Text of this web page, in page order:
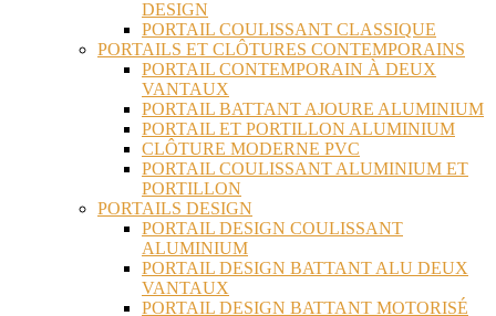
DESIGN
PORTAIL COULISSANT CLASSIQUE
PORTAILS ET CLÔTURES CONTEMPORAINS
PORTAIL CONTEMPORAIN À DEUX
VANTAUX
PORTAIL BATTANT AJOURE ALUMINIUM
PORTAIL ET PORTILLON ALUMINIUM
CLÔTURE MODERNE PVC
PORTAIL COULISSANT ALUMINIUM ET
PORTILLON
PORTAILS DESIGN
PORTAIL DESIGN COULISSANT
ALUMINIUM
PORTAIL DESIGN BATTANT ALU DEUX
VANTAUX
PORTAIL DESIGN BATTANT MOTORISÉ